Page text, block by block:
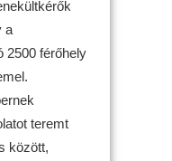
a
2500 férőhely
teremt
között,